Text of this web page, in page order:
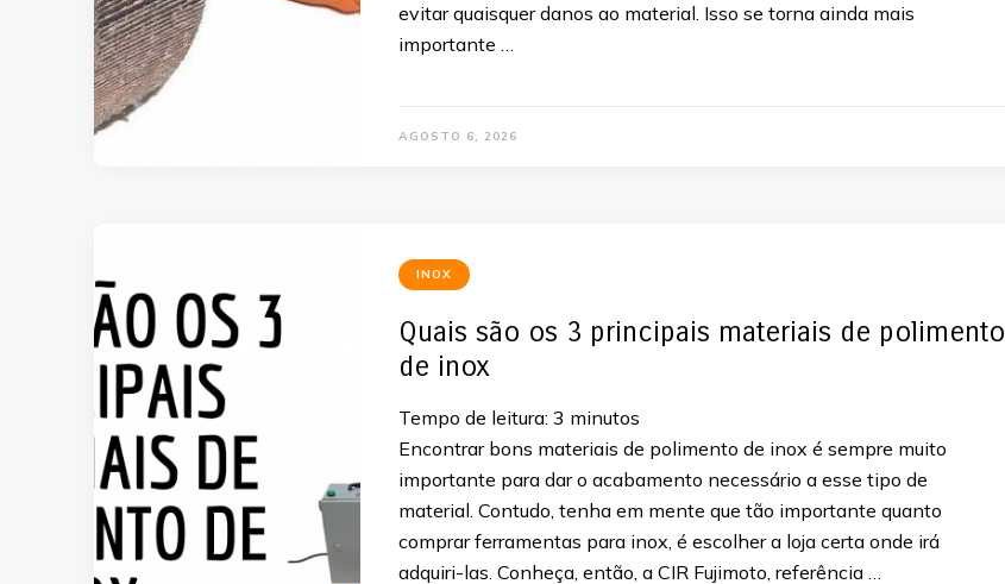
evitar quaisquer danos ao material. Isso se torna ainda mais
importante …
AGOSTO 6, 2026
INOX
Quais são os 3 principais materiais de polimento
de inox
Tempo de leitura: 3 minutos
Encontrar bons materiais de polimento de inox é sempre muito
importante para dar o acabamento necessário a esse tipo de
material. Contudo, tenha em mente que tão importante quanto
comprar ferramentas para inox, é escolher a loja certa onde irá
adquiri-las. Conheça, então, a CIR Fujimoto, referência …